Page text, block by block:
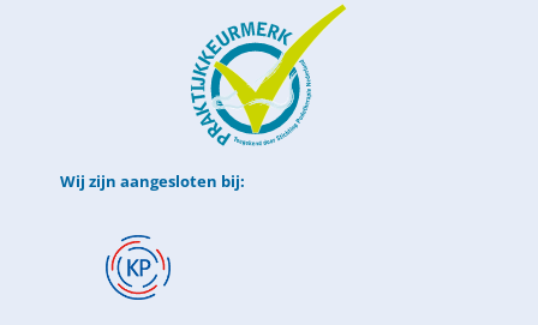
Wij zijn aangesloten bij: